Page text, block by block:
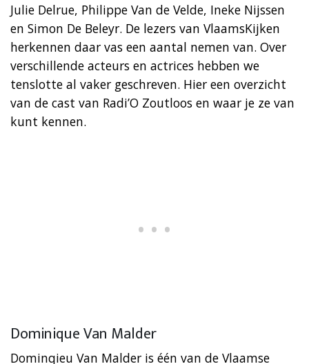
Julie Delrue, Philippe Van de Velde, Ineke Nijssen
en Simon De Beleyr. De lezers van VlaamsKijken
herkennen daar vas een aantal nemen van. Over
verschillende acteurs en actrices hebben we
tenslotte al vaker geschreven. Hier een overzicht
van de cast van Radi’O Zoutloos en waar je ze van
kunt kennen.
Dominique Van Malder
Dominqieu Van Malder is één van de Vlaamse